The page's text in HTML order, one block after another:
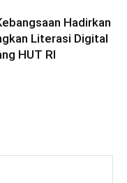
Hadirkan
Literasi Digital
HUT RI